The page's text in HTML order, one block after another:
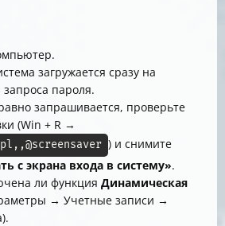
загружается сразу на
пароля.
запрашивается, проверьте
(Win + R →
) и снимите
с экрана входа в систему».
ли функция Динамическая
→ Учетные записи →